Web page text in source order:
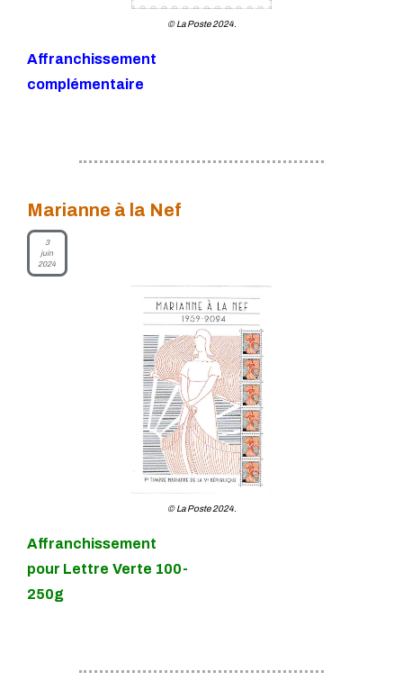
© La Poste 2024.
Affranchissement
complémentaire
Marianne à la Nef
3
juin
2024
© La Poste 2024.
Affranchissement
pour Lettre Verte 100-
250g